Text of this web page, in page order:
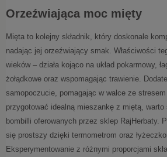
Orzeźwiająca moc mięty
Mięta to kolejny składnik, który doskonale
nadając jej orzeźwiający smak. Właściwości
wieków – działa kojąco na układ pokarmowy,
żołądkowe oraz wspomagając trawienie.
samopoczucie, pomagając w walce ze
przygotować idealną mieszankę z miętą,
bombilli oferowanych przez sklep RajHerbaty.
się prostszy dzięki termometrom oraz
Eksperymentowanie z różnymi proporcjami